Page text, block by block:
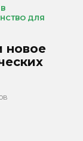
В
ДЛЯ
новое